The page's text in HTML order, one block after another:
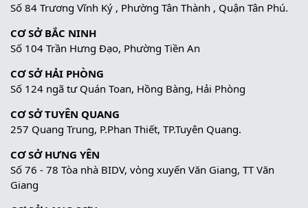
Số 84 Trương Vĩnh Ký , Phường Tân Thành , Quận Tân Phú.
CƠ SỞ BẮC NINH
Số 104 Trần Hưng Đạo, Phường Tiền An
CƠ SỞ HẢI PHÒNG
Số 124 ngã tư Quán Toan, Hồng Bàng, Hải Phòng
CƠ SỞ TUYÊN QUANG
257 Quang Trung, P.Phan Thiết, TP.Tuyên Quang.
CƠ SỞ HƯNG YÊN
Số 76 - 78 Tòa nhà BIDV, vòng xuyến Văn Giang, TT Văn
Giang